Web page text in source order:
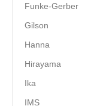
Funke-Gerber
Gilson
Hanna
Hirayama
Ika
IMS